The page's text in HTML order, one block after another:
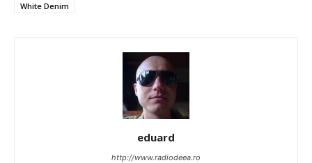
White Denim
eduard
http://www.radiodeea.ro